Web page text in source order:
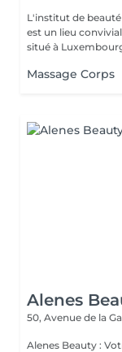
L'institut de
est un lieu
situé à
Massage Corps
Alenes
50, Avenue de la
Alenes Beauty :